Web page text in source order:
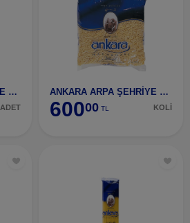
ANKARA ARPA ŞEHRİYE 500 GR
ADET
ANKARA ARPA ŞEHRİYE 500 GR (20 ADET)
60000 TL KOLİ